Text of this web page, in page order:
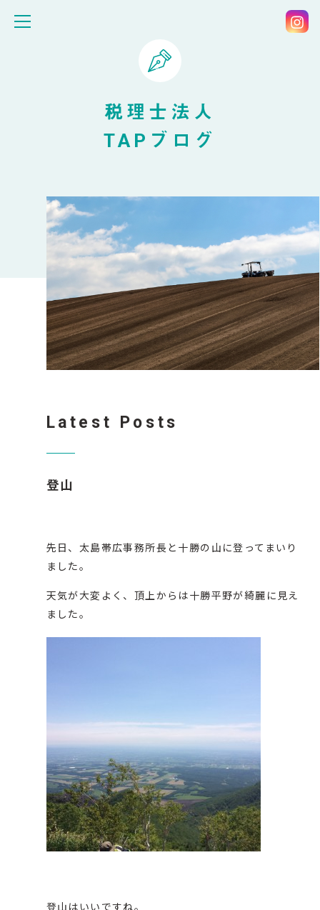
税理士法人
TAPブログ
Latest Posts
登山
先日、太島帯広事務所長と十勝の山に登ってまいり
ました。
天気が大変よく、頂上からは十勝平野が綺麗に見え
ました。
登山はいいですね。